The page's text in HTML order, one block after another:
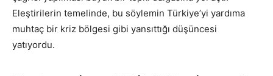
Eleştirilerin temelinde, bu söylemin Türkiye’yi yardıma
muhtaç bir kriz bölgesi gibi yansıttığı düşüncesi
yatıyordu.